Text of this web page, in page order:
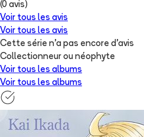
(0 avis)
Voir tous les avis
Voir tous les avis
Cette série n'a pas encore d'avis
Collectionneur ou néophyte
Voir tous les albums
Voir tous les albums